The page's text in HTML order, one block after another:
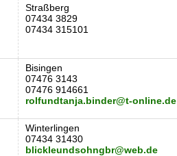
Straßberg
07434 3829
07434 315101
Bisingen
07476 3143
07476 914661
rolfundtanja.binder@t-online.de
Winterlingen
07434 31430
blickleundsohngbr@web.de